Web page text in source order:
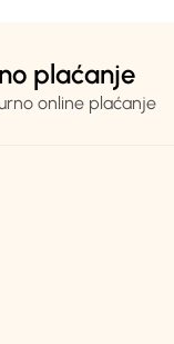
plaćanje
online plaćanje